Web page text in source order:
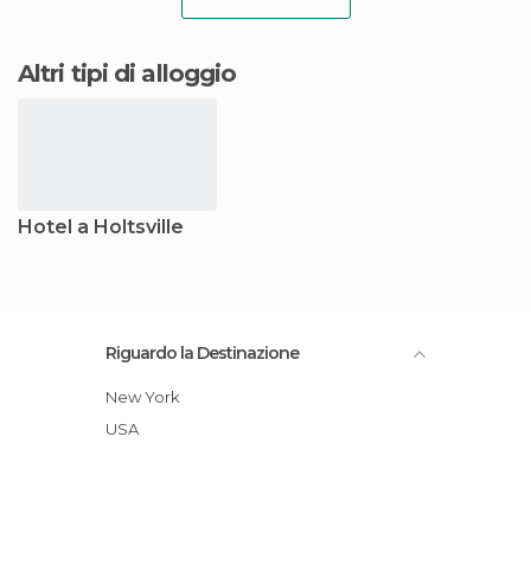
Altri tipi di alloggio
Hotel a Holtsville
Riguardo la Destinazione
New York
USA